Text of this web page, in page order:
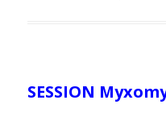
SESSION